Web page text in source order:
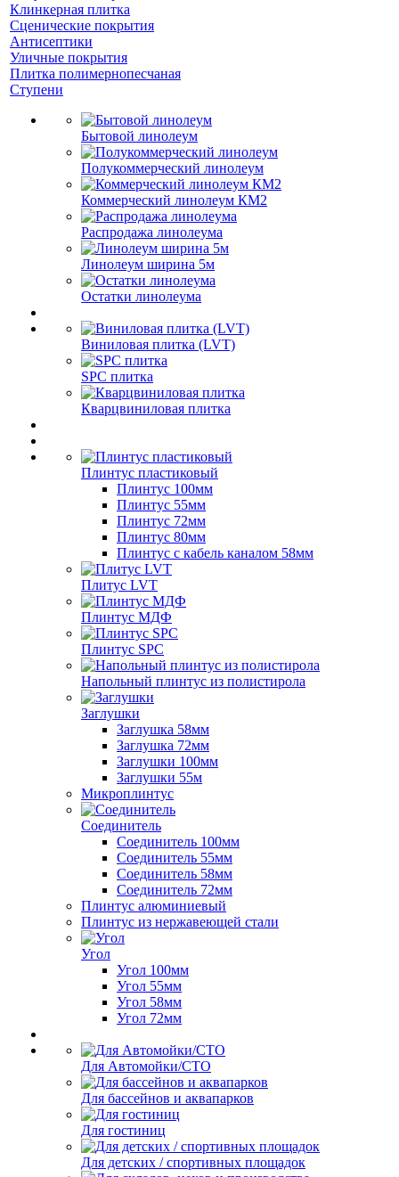
Клинкерная плитка
Сценические покрытия
Антисептики
Уличные покрытия
Плитка полимернопесчаная
Ступени
Бытовой линолеум
Полукоммерческий линолеум
Коммерческий линолеум КМ2
Распродажа линолеума
Линолеум ширина 5м
Остатки линолеума
Виниловая плитка (LVT)
SPC плитка
Кварцвиниловая плитка
Плинтус пластиковый
Плинтус 100мм
Плинтус 55мм
Плинтус 72мм
Плинтус 80мм
Плинтус с кабель каналом 58мм
Плитус LVT
Плинтус МДФ
Плинтус SPC
Напольный плинтус из полистирола
Заглушки
Заглушка 58мм
Заглушка 72мм
Заглушки 100мм
Заглушки 55м
Микроплинтус
Соединитель
Соединитель 100мм
Соединитель 55мм
Соединитель 58мм
Соединитель 72мм
Плинтус алюминиевый
Плинтус из нержавеющей стали
Угол
Угол 100мм
Угол 55мм
Угол 58мм
Угол 72мм
Для Автомойки/СТО
Для бассейнов и аквапарков
Для гостиниц
Для детских / спортивных площадок